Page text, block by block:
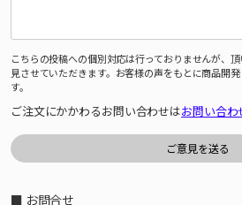
こちらの投稿への個別対応は行っておりませんが、
見させていただきます。お客様の声をもとに商品開
す。
ご注文にかかわるお問い合わせはお問い合わ
■ お問合せ